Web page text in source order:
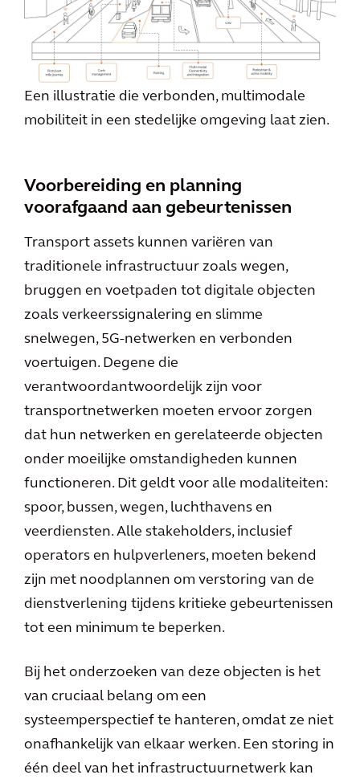
Een illustratie die verbonden, multimodale
mobiliteit in een stedelijke omgeving laat zien.
Voorbereiding en planning
voorafgaand aan gebeurtenissen
Transport assets kunnen variëren van
traditionele infrastructuur zoals wegen,
bruggen en voetpaden tot digitale objecten
zoals verkeerssignalering en slimme
snelwegen, 5G-netwerken en verbonden
voertuigen. Degene die
verantwoordantwoordelijk zijn voor
transportnetwerken moeten ervoor zorgen
dat hun netwerken en gerelateerde objecten
onder moeilijke omstandigheden kunnen
functioneren. Dit geldt voor alle modaliteiten:
spoor, bussen, wegen, luchthavens en
veerdiensten. Alle stakeholders, inclusief
operators en hulpverleners, moeten bekend
zijn met noodplannen om verstoring van de
dienstverlening tijdens kritieke gebeurtenissen
tot een minimum te beperken.
Bij het onderzoeken van deze objecten is het
van cruciaal belang om een
systeemperspectief te hanteren, omdat ze niet
onafhankelijk van elkaar werken. Een storing in
één deel van het infrastructuurnetwerk kan